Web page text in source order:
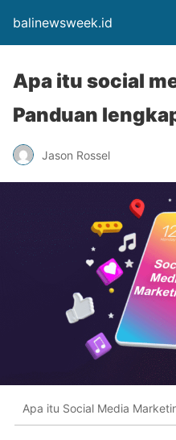
balinewsweek.id
Apa itu social
Panduan
Jason Rossel
Apa itu Social Media